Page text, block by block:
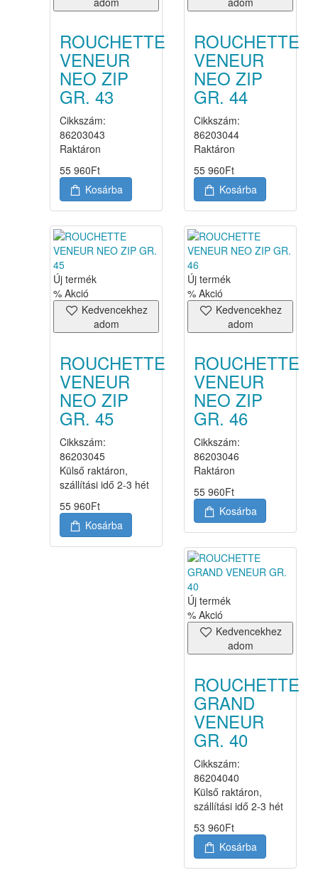
ROUCHETTE
VENEUR
NEO ZIP
GR. 43
Cikkszám:
86203043
Raktáron
55 960Ft
Kosárba
ROUCHETTE
VENEUR
NEO ZIP
GR. 44
Cikkszám:
86203044
Raktáron
55 960Ft
Kosárba
Új termék
% Akció
Kedvencekhez
adom
ROUCHETTE
VENEUR
NEO ZIP
GR. 45
Cikkszám:
86203045
Külső raktáron,
szállítási idő 2-3 hét
55 960Ft
Kosárba
Új termék
% Akció
Kedvencekhez
adom
ROUCHETTE
VENEUR
NEO ZIP
GR. 46
Cikkszám:
86203046
Raktáron
55 960Ft
Kosárba
Új termék
% Akció
Kedvencekhez
adom
ROUCHETTE
GRAND
VENEUR
GR. 40
Cikkszám:
86204040
Külső raktáron,
szállítási idő 2-3 hét
53 960Ft
Kosárba